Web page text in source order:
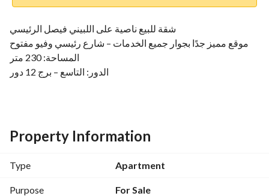
شقة للبيع ناصية على اللبيني فيصل الرئيسي
موقع مميز جدًا بجوار جميع الخدمات – شارع رئيسي وفيو مفتوح
المساحة: 230 متر
الدور: التاسع – برج 12 دور
3 غرف
مطبخ
ريسبشن كبير
Property Information
Type Apartment
Purpose For Sale